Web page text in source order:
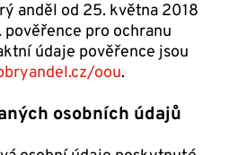
anděl od 25. května 2018
pro ochranu
údaje pověřence jsou
oou.
osobních údajů